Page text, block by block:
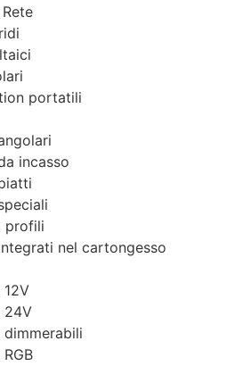
portatili
incasso
profili
nel cartongesso
24V